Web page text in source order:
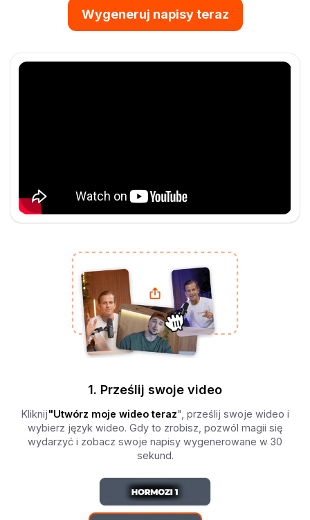
Wygeneruj napisy teraz
1. Prześlij swoje video
Kliknij"Utwórz moje wideo teraz", prześlij swoje wideo i
wybierz język wideo. Gdy to zrobisz, pozwól magii się
wydarzyć i zobacz swoje napisy wygenerowane w 30
sekund.